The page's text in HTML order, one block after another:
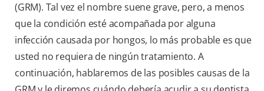
(GRM). Tal vez el nombre suene grave, pero, a menos
que la condición esté acompañada por alguna
infección causada por hongos, lo más probable es que
usted no requiera de ningún tratamiento. A
continuación, hablaremos de las posibles causas de la